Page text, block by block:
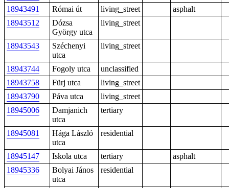
18943491
Római út living_street
asphalt
18943512
Dózsa
György utca
living_street
18943543
Széchenyi
utca
living_street
18943744 Fogoly utca
unclassified
18943758
Fürj utca
living_street
18943790
Páva utca
living_street
18945006
Damjanich
utca
tertiary
18945081
Hága László
utca
residential
18945147 Iskola utca tertiary
asphalt
18945336
Bolyai János
utca
residential